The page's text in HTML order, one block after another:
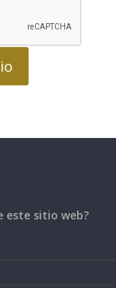
este sitio web?